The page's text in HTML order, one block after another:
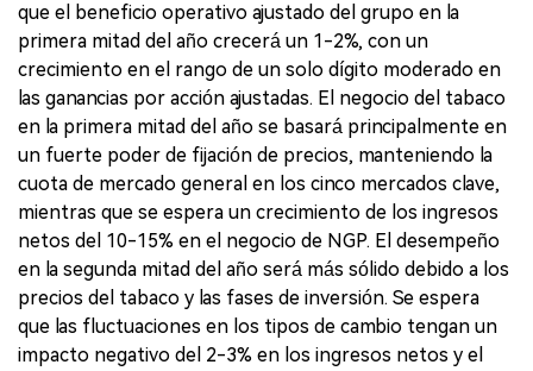
que el beneficio operativo ajustado del grupo en la
primera mitad del año crecerá un 1-2%, con un
crecimiento en el rango de un solo dígito moderado en
las ganancias por acción ajustadas. El negocio del tabaco
en la primera mitad del año se basará principalmente en
un fuerte poder de fijación de precios, manteniendo la
cuota de mercado general en los cinco mercados clave,
mientras que se espera un crecimiento de los ingresos
netos del 10-15% en el negocio de NGP. El desempeño
en la segunda mitad del año será más sólido debido a los
precios del tabaco y las fases de inversión. Se espera
que las fluctuaciones en los tipos de cambio tengan un
impacto negativo del 2-3% en los ingresos netos y el